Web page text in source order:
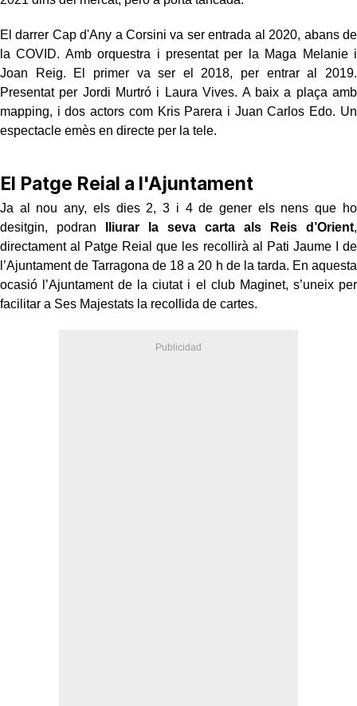
El darrer Cap d'Any a Corsini va ser entrada al 2020, abans de
la COVID. Amb orquestra i presentat per la Maga Melanie i
Joan Reig. El primer va ser el 2018, per entrar al 2019.
Presentat per Jordi Murtró i Laura Vives. A baix a plaça amb
mapping, i dos actors com Kris Parera i Juan Carlos Edo. Un
espectacle emès en directe per la tele.
El Patge Reial a l'Ajuntament
Ja al nou any, els dies 2, 3 i 4 de gener els nens que ho
desitgin, podran
lliurar la seva carta als Reis d’Orient,
directament al Patge Reial que les recollirà al Pati Jaume I de
l’Ajuntament de Tarragona de 18 a 20 h de la tarda. En aquesta
ocasió l’Ajuntament de la ciutat i el club Maginet, s’uneix per
facilitar a Ses Majestats la recollida de cartes.